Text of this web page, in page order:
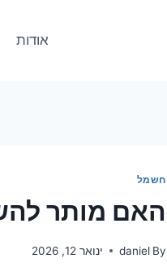
אודות
חשמל
האם מותר
By
daniel ינואר 12, 2026